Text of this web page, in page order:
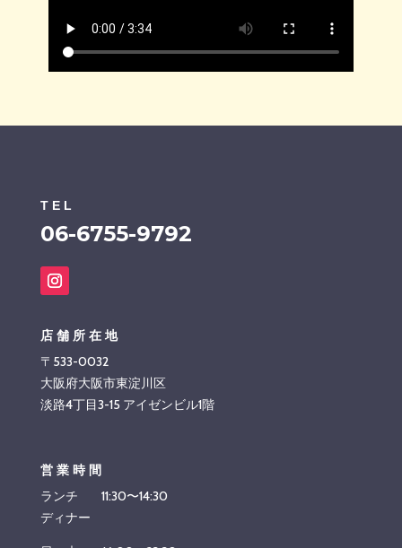
TEL
06-6755-9792
店舗所在地
〒533-0032
大阪府大阪市東淀川区
淡路4丁目3-15 アイゼンビル1階
営業時間
ランチ 11:30〜14:30
ディナー